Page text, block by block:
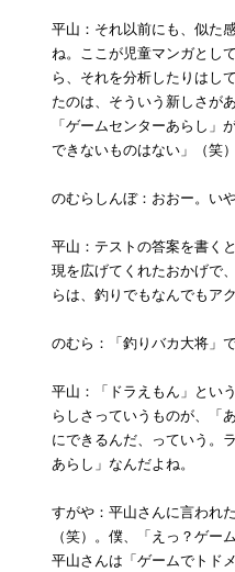
平山：それ以前にも、似た
ね。ここが児童マンガとし
ら、それを分析したりはし
たのは、そういう新しさが
「ゲームセンターあらし
できないものはない」（笑
のむらしんぼ：おおー。い
平山：テストの答案を書く
現を広げてくれたおかげで
らは、釣りでもなんでもア
のむら：「釣りバカ大将」
平山：「ドラえもん」とい
らしさっていうものが、「
にできるんだ、っていう。
あらし」なんだよね。
すがや：平山さんに言われ
（笑）。僕、「えっ？ゲ
平山さんは「ゲームでトド